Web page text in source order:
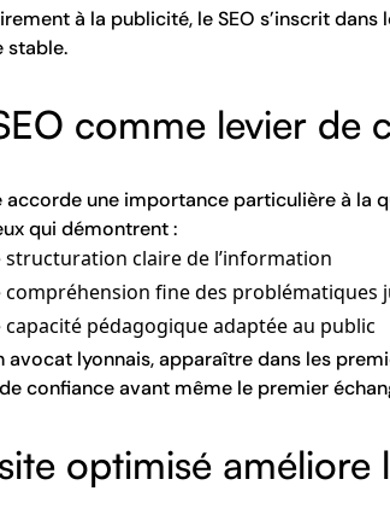
à la publicité, le SEO s’inscrit
stable.
comme levier de
accorde une importance particulière à la
qui démontrent :
structuration claire de l’information
compréhension fine des problématiques
capacité pédagogique adaptée au public
avocat lyonnais, apparaître dans les
confiance avant même le premier
optimisé améliore